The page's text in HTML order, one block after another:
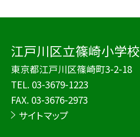
江戸川区立篠崎小学校
東京都江戸川区篠崎町3-2-18
TEL. 03-3679-1223
FAX. 03-3676-2973
サイトマップ